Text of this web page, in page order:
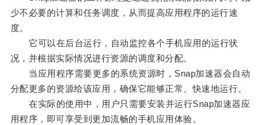
少不必要的计算和任务调度，从而提高应用程序的运行速
度。
它可以在后台运行，自动监控各个手机应用的运行状
况，并根据实际情况进行资源的调度和分配。
当应用程序需要更多的系统资源时，Snap加速器会自动
分配更多的资源给该应用，确保它能够正常、快速地运行。
在实际的使用中，用户只需要安装并运行Snap加速器应
用程序，即可享受到更加流畅的手机应用体验。